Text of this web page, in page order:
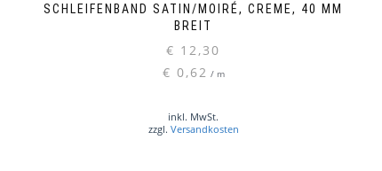
SCHLEIFENBAND SATIN/MOIRÉ, CREME, 40 MM
BREIT
€ 12,30
€ 0,62 / m
inkl. MwSt.
zzgl. Versandkosten